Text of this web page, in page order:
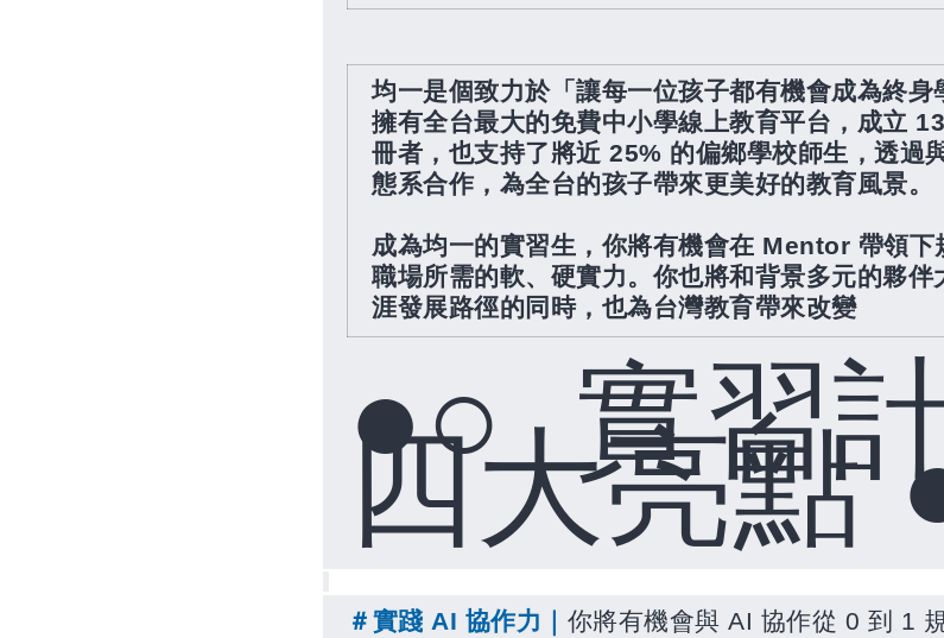
均一是個致力於「讓每一位孩子都有機會成為終身
擁有全台最大的免費中小學線上教育平台，成立 13
冊者，也支持了將近 25% 的偏鄉學校師生，透過
態系合作，為全台的孩子帶來更美好的教育風景。
成為均一的實習生，你將有機會在 Mentor 帶領下
職場所需的軟、硬實力。你也將和背景多元的夥
涯發展路徑的同時，也為台灣教育帶來改變
●○ 實習
四大亮點
＃實踐 AI 協作力｜ 你將有機會與 AI 協作從 0 到 1